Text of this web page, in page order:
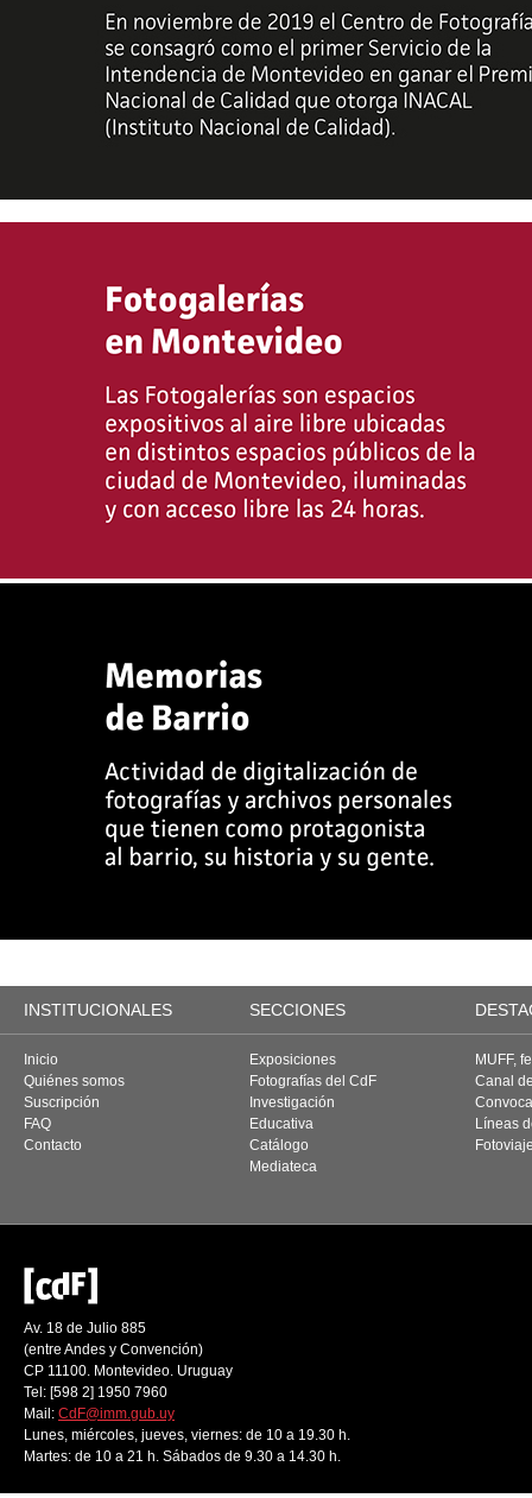
INSTITUCIONALES SECCIONES
Inicio
Quiénes somos
Suscripción
FAQ
Contacto
Exposiciones
Fotografías del CdF
Investigación
Educativa
Catálogo
Mediateca
MUFF,
Canal
Líneas
Av. 18 de Julio 885
(entre Andes y Convención)
CP 11100. Montevideo. Uruguay
Tel: [598 2] 1950 7960
Mail: CdF@imm.gub.uy
Lunes, miércoles, jueves, viernes: de 10 a 19.30 h.
Martes: de 10 a 21 h. Sábados de 9.30 a 14.30 h.